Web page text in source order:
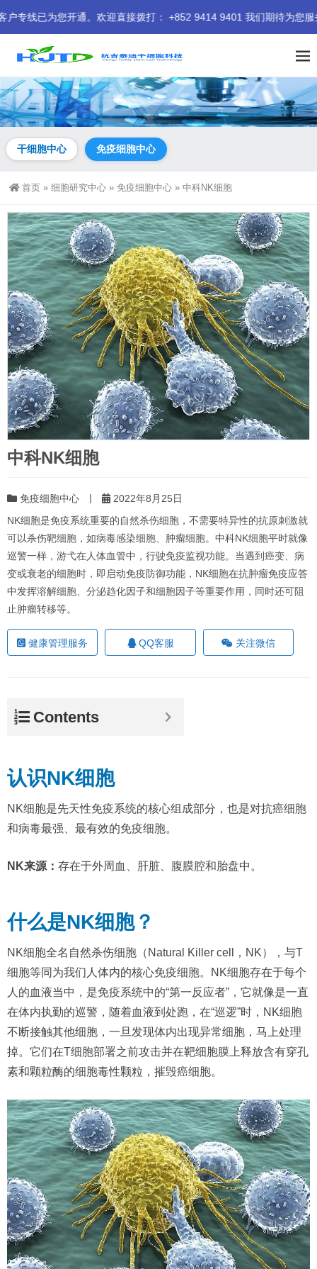
为您开通。欢迎直接拨打： +852 9414 9401 我们期待为您服务。
干细胞中心 免疫细胞中心
首页 » 细胞研究中心 » 免疫细胞中心 » 中科NK细胞
中科NK细胞
免疫细胞中心 |
2022年8月25日
NK细胞是免疫系统重要的自然杀伤细胞，不需要特异性的抗原刺激就
可以杀伤靶细胞，如病毒感染细胞、肿瘤细胞。中科NK细胞平时就像
巡警一样，游弋在人体血管中，行驶免疫监视功能。当遇到癌变、病
变或衰老的细胞时，即启动免疫防御功能，NK细胞在抗肿瘤免疫应答
中发挥溶解细胞、分泌趋化因子和细胞因子等重要作用，同时还可阻
止肿瘤转移等。
健康管理服务 QQ客服 关注微信
Contents
认识NK细胞
NK细胞是先天性免疫系统的核心组成部分，也是对抗癌细胞
和病毒最强、最有效的免疫细胞。
NK来源： 存在于外周血、肝脏、腹膜腔和胎盘中。
什么是NK细胞？
NK细胞全名自然杀伤细胞（Natural Killer cell，NK），与T
细胞等同为我们人体内的核心免疫细胞。NK细胞存在于每个
人的血液当中，是免疫系统中的“第一反应者”，它就像是一直
在体内执勤的巡警，随着血液到处跑，在“巡逻”时，NK细胞
不断接触其他细胞，一旦发现体内出现异常细胞，马上处理
掉。它们在T细胞部署之前攻击并在靶细胞膜上释放含有穿孔
素和颗粒酶的细胞毒性颗粒，摧毁癌细胞。